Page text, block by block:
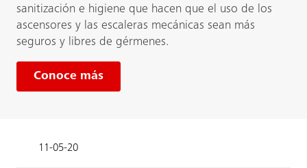
sanitización e higiene que hacen que el uso de los
ascensores y las escaleras mecánicas sean más
seguros y libres de gérmenes.
Conoce más
11-05-20